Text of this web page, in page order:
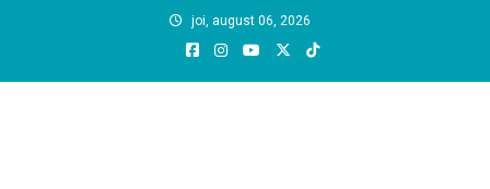
joi, august 06, 2026